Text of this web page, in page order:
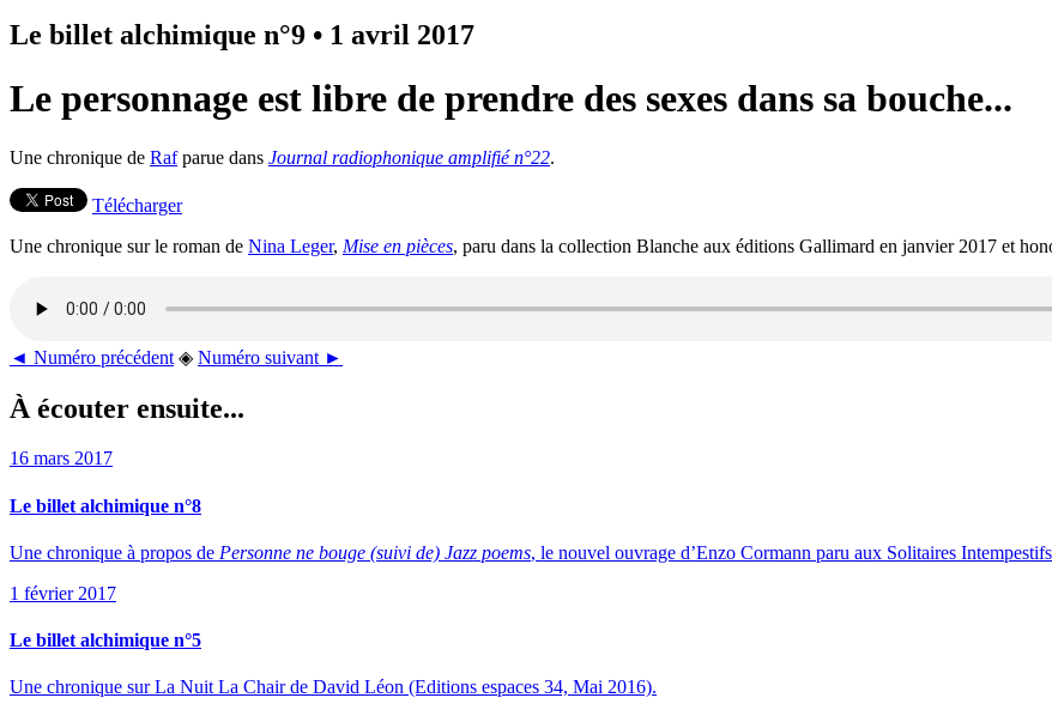
Le billet alchimique n°9 • 1 avril 2017
Le personnage est libre de prendre des sexes dans sa bouche...
Une chronique de Rafparue dans Journal radiophonique amplifié n°22.
Télécharger
Une chronique sur le roman de Nina Leger, Mise en pièces, paru dans la collection Blanche aux éditions Gallimard en janvier 2017 et
◄ Numéro précédent ◈ Numéro suivant ►
À écouter ensuite...
16 mars 2017
Le billet alchimique n°8
Une chronique à propos de Personne ne bouge (suivi de) Jazz poems, le nouvel ouvrage d’Enzo Cormann paru aux Solitaires
1 février 2017
Le billet alchimique n°5
Une chronique sur La Nuit La Chair de David Léon (Editions espaces 34, Mai 2016).